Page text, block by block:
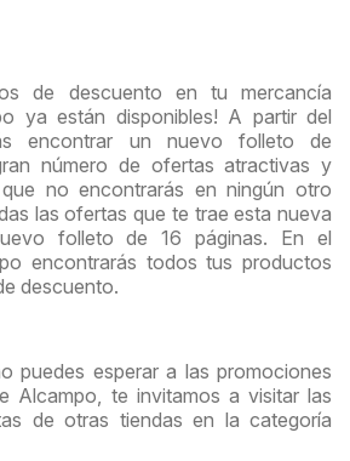
de descuento en tu mercancía
ya están disponibles! A partir del
encontrar un nuevo folleto de
número de ofertas atractivas y
no encontrarás en ningún otro
las ofertas que te trae esta nueva
folleto de 16 páginas. En el
encontrarás todos tus productos
descuento.
puedes esperar a las promociones
Alcampo, te invitamos a visitar las
de otras tiendas en la categoría